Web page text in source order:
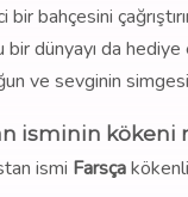
bahçesini
dünyayı da hediye
ve sevginin simgesi
isminin kökeni
ismi Farsça